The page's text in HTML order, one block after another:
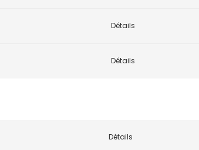
Détails
Détails
Détails